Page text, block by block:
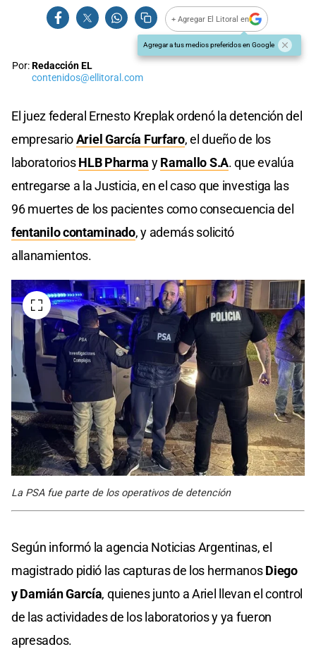
+ Agregar El Litoral en
Agregar a tus medios preferidos en Google
Por:Redacción EL
contenidos@ellitoral.com
El juez federal Ernesto Kreplak ordenó la detención del
empresarioAriel García Furfaro, el dueño de los
laboratoriosHLB Pharma yRamallo S.A. que evalúa
entregarse a la Justicia, en el caso que investiga las
96 muertes de los pacientes como consecuencia del
fentanilo contaminado, y además solicitó
allanamientos.
La PSA fue parte de los operativos de detención
Según informó la agencia Noticias Argentinas, el
magistrado pidió las capturas de los hermanosDiego
y Damián García, quienes junto a Ariel llevan el control
de las actividades de los laboratorios y ya fueron
apresados.